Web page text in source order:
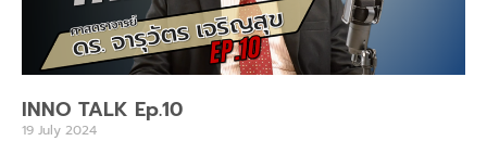
INNO TALK Ep.10
19 July 2024